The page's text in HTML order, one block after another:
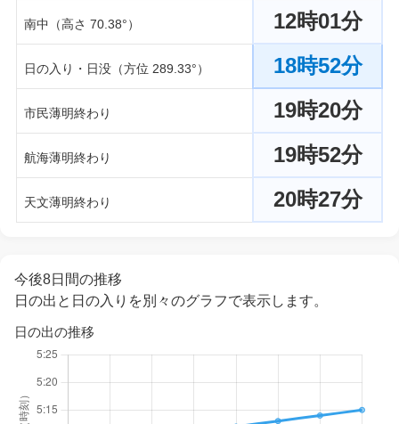
南中（高さ 70.38°） 12時01分
日の入り・日没（方位 289.33°） 18時52分
市民薄明終わり 19時20分
航海薄明終わり 19時52分
天文薄明終わり 20時27分
今後8日間の推移
日の出と日の入りを別々のグラフで表示します。
日の出の推移